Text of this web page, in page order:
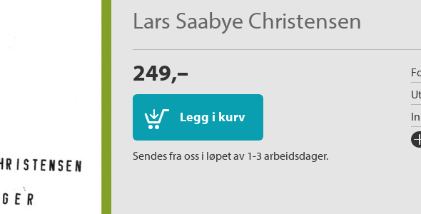
Lars Saabye Christensen
249,–
Legg i kurv
Sendes fra oss i løpet av 1-3 arbeidsdager.